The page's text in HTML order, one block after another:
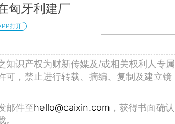
匈牙利建厂
打开
知识产权为财新传媒及/或相关权利人专属
可，禁止进行转载、摘编、复制及建立镜
邮件至hello@caixin.com ，获得书面确认